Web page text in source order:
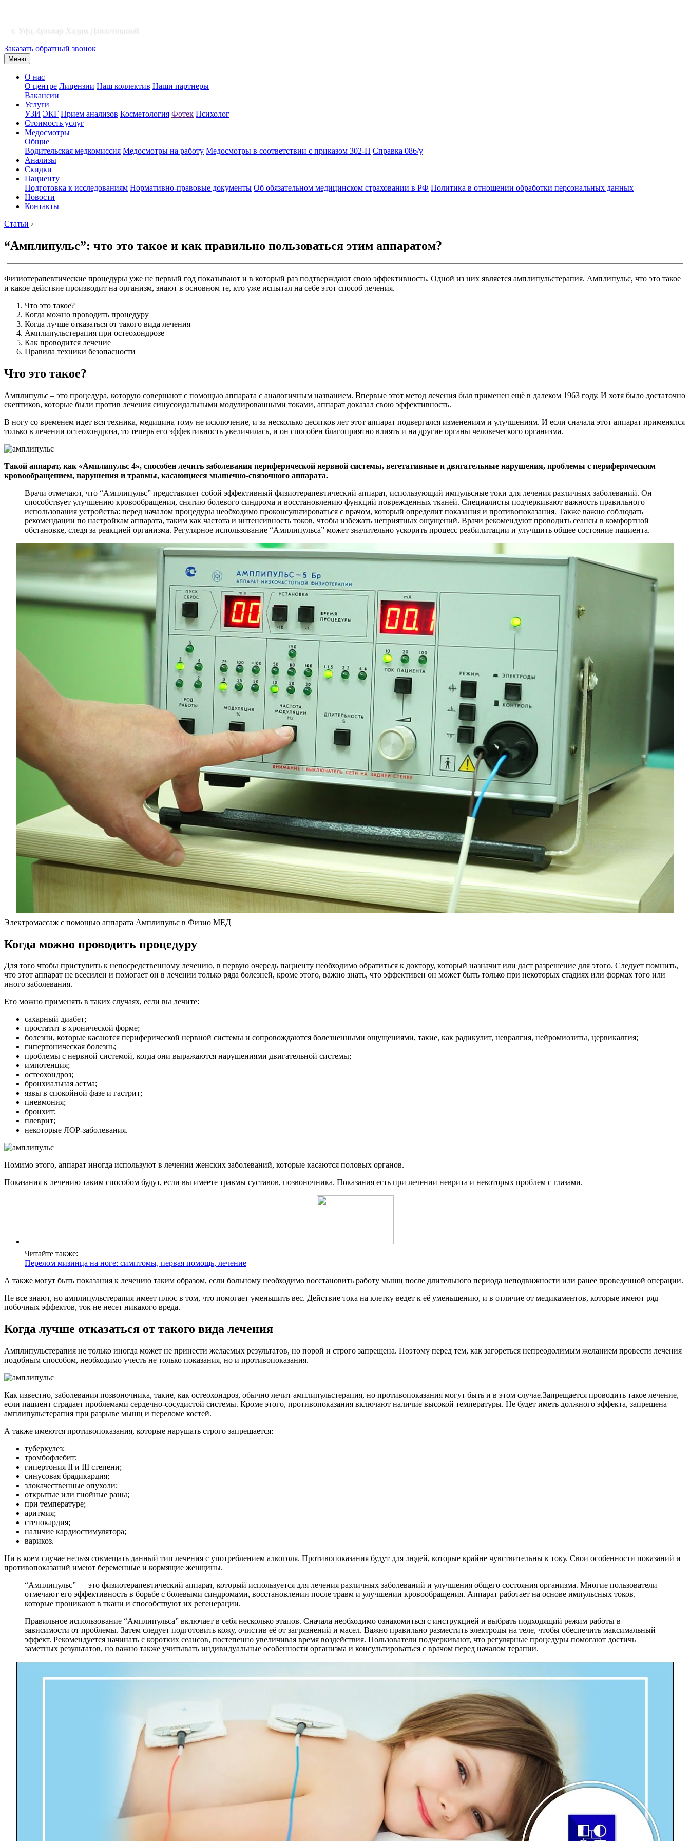
г. Уфа, бульвар Хадии Давлетшиной
Заказать обратный звонок
Меню
О нас
О центре Лицензии Наш коллектив Наши партнеры
Вакансии
Услуги
УЗИ ЭКГ Прием анализов Косметология Фотек Психолог
Стоимость услуг
Медосмотры
Общие
Водительская медкомиссия Медосмотры на работу Медосмотры в соответствии с приказом 302-Н Справка 086/у
Анализы
Скидки
Пациенту
Подготовка к исследованиям Нормативно-правовые документы Об обязательном медицинском страховании в РФ Политика в отношении обработки персональных данных
Новости
Контакты
Статьи ›
“Амплипульс”: что это такое и как правильно пользоваться этим аппаратом?
Физиотерапевтические процедуры уже не первый год показывают и в который раз подтверждают свою эффективность. Одной из них является амплипульстерапия. Амплипульс, что это такое
и какое действие производит на организм, знают в основном те, кто уже испытал на себе этот способ лечения.
Что это такое?
Когда можно проводить процедуру
Когда лучше отказаться от такого вида лечения
Амплипульстерапия при остеохондрозе
Как проводится лечение
Правила техники безопасности
Что это такое?
Амплипульс – это процедура, которую совершают с помощью аппарата с аналогичным названием. Впервые этот метод лечения был применен ещё в далеком 1963 году. И хотя было достаточно
скептиков, которые были против лечения синусоидальными модулированными токами, аппарат доказал свою эффективность.
В ногу со временем идет вся техника, медицина тому не исключение, и за несколько десятков лет этот аппарат подвергался изменениям и улучшениям. И если сначала этот аппарат применялся
только в лечении остеохондроза, то теперь его эффективность увеличилась, и он способен благоприятно влиять и на другие органы человеческого организма.
Такой аппарат, как «Амплипульс 4», способен лечить заболевания периферической нервной системы, вегетативные и двигательные нарушения, проблемы с периферическим
кровообращением, нарушения и травмы, касающиеся мышечно-связочного аппарата.
Врачи отмечают, что “Амплипульс” представляет собой эффективный физиотерапевтический аппарат, использующий импульсные токи для лечения различных заболеваний. Он
способствует улучшению кровообращения, снятию болевого синдрома и восстановлению функций поврежденных тканей. Специалисты подчеркивают важность правильного
использования устройства: перед началом процедуры необходимо проконсультироваться с врачом, который определит показания и противопоказания. Также важно соблюдать
рекомендации по настройкам аппарата, таким как частота и интенсивность токов, чтобы избежать неприятных ощущений. Врачи рекомендуют проводить сеансы в комфортной
обстановке, следя за реакцией организма. Регулярное использование “Амплипульса” может значительно ускорить процесс реабилитации и улучшить общее состояние пациента.
Электромассаж с помощью аппарата Амплипульс в Физио МЕД
Когда можно проводить процедуру
Для того чтобы приступить к непосредственному лечению, в первую очередь пациенту необходимо обратиться к доктору, который назначит или даст разрешение для этого. Следует помнить,
что этот аппарат не всесилен и помогает он в лечении только ряда болезней, кроме этого, важно знать, что эффективен он может быть только при некоторых стадиях или формах того или
иного заболевания.
Его можно применять в таких случаях, если вы лечите:
сахарный диабет;
простатит в хронической форме;
болезни, которые касаются периферической нервной системы и сопровождаются болезненными ощущениями, такие, как радикулит, невралгия, нейромиозиты, цервикалгия;
гипертоническая болезнь;
проблемы с нервной системой, когда они выражаются нарушениями двигательной системы;
импотенция;
остеохондроз;
бронхиальная астма;
язвы в спокойной фазе и гастрит;
пневмония;
бронхит;
плеврит;
некоторые ЛОР-заболевания.
Помимо этого, аппарат иногда используют в лечении женских заболеваний, которые касаются половых органов.
Показания к лечению таким способом будут, если вы имеете травмы суставов, позвоночника. Показания есть при лечении неврита и некоторых проблем с глазами.
Читайте также:
Перелом мизинца на ноге: симптомы, первая помощь, лечение
А также могут быть показания к лечению таким образом, если больному необходимо восстановить работу мышц после длительного периода неподвижности или ранее проведенной операции.
Не все знают, но амплипульстерапия имеет плюс в том, что помогает уменьшить вес. Действие тока на клетку ведет к её уменьшению, и в отличие от медикаментов, которые имеют ряд
побочных эффектов, ток не несет никакого вреда.
Когда лучше отказаться от такого вида лечения
Амплипульстерапия не только иногда может не принести желаемых результатов, но порой и строго запрещена. Поэтому перед тем, как загореться непреодолимым желанием провести лечения
подобным способом, необходимо учесть не только показания, но и противопоказания.
Как известно, заболевания позвоночника, такие, как остеохондроз, обычно лечит амплипульстерапия, но противопоказания могут быть и в этом случае.Запрещается проводить такое лечение,
если пациент страдает проблемами сердечно-сосудистой системы. Кроме этого, противопоказания включают наличие высокой температуры. Не будет иметь должного эффекта, запрещена
амплипульстерапия при разрыве мышц и переломе костей.
А также имеются противопоказания, которые нарушать строго запрещается:
туберкулез;
тромбофлебит;
гипертония ІІ и ІІІ степени;
синусовая брадикардия;
злокачественные опухоли;
открытые или гнойные раны;
при температуре;
аритмия;
стенокардия;
наличие кардиостимулятора;
варикоз.
Ни в коем случае нельзя совмещать данный тип лечения с употреблением алкоголя. Противопоказания будут для людей, которые крайне чувствительны к току. Свои особенности показаний и
противопоказаний имеют беременные и кормящие женщины.
“Амплипульс” — это физиотерапевтический аппарат, который используется для лечения различных заболеваний и улучшения общего состояния организма. Многие пользователи
отмечают его эффективность в борьбе с болевыми синдромами, восстановлении после травм и улучшении кровообращения. Аппарат работает на основе импульсных токов,
которые проникают в ткани и способствуют их регенерации.
Правильное использование “Амплипульса” включает в себя несколько этапов. Сначала необходимо ознакомиться с инструкцией и выбрать подходящий режим работы в
зависимости от проблемы. Затем следует подготовить кожу, очистив её от загрязнений и масел. Важно правильно разместить электроды на теле, чтобы обеспечить максимальный
эффект. Рекомендуется начинать с коротких сеансов, постепенно увеличивая время воздействия. Пользователи подчеркивают, что регулярные процедуры помогают достичь
заметных результатов, но важно также учитывать индивидуальные особенности организма и консультироваться с врачом перед началом терапии.